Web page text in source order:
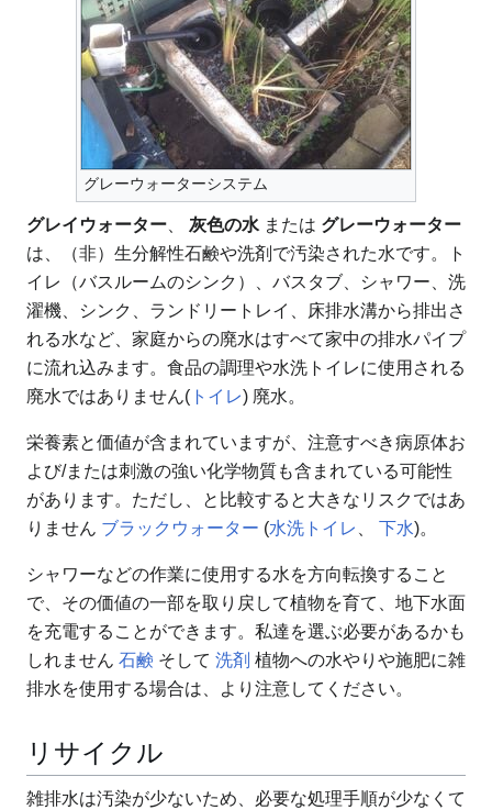
グレーウォーターシステム
グレイウォーター 灰色の水 または グレーウォーター
は、（非）生分解性石鹸や洗剤で汚染された水です。ト
イレ（バスルームのシンク）、バスタブ、シャワー、洗
濯機、シンク、ランドリートレイ、床排水溝から排出さ
れる水など、家庭からの廃水はすべて家中の排水パイプ
に流れ込みます。食品の調理や水洗トイレに使用される
廃水ではありません( トイレ) 廃水。
栄養素と価値が含まれていますが、注意すべき病原体お
よび/または刺激の強い化学物質も含まれている可能性
があります。ただし、と比較すると大きなリスクではあ
りません ブラックウォーター (水洗トイレ 下水)。
シャワーなどの作業に使用する水を方向転換すること
で、その価値の一部を取り戻して植物を育て、地下水面
を充電することができます。私達を選ぶ必要があるかも
しれません 石鹸 そして 洗剤 植物への水やりや施肥に雑
排水を使用する場合は、より注意してください。
リサイクル
雑排水は汚染が少ないため、必要な処理手順が少なくて